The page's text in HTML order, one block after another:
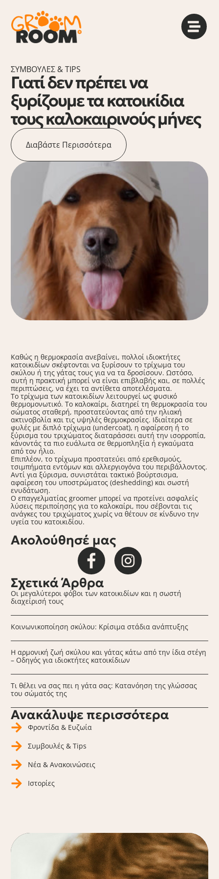
ΣΥΜΒΟΥΛΈΣ & TIPS
Γιατί δεν πρέπει να
ξυρίζουμε τα κατοικίδια
τους καλοκαιρινούς μήνες
Διαβάστε Περισσότερα
Καθώς η θερμοκρασία ανεβαίνει, πολλοί ιδιοκτήτες
κατοικιδίων σκέφτονται να ξυρίσουν το τρίχωμα του
σκύλου ή της γάτας τους για να τα δροσίσουν. Ωστόσο,
αυτή η πρακτική μπορεί να είναι επιβλαβής και, σε πολλές
περιπτώσεις, να έχει τα αντίθετα αποτελέσματα.
Το τρίχωμα των κατοικιδίων λειτουργεί ως φυσικό
θερμομονωτικό. Το καλοκαίρι, διατηρεί τη θερμοκρασία του
σώματος σταθερή, προστατεύοντας από την ηλιακή
ακτινοβολία και τις υψηλές θερμοκρασίες. Ιδιαίτερα σε
φυλές με διπλό τρίχωμα (undercoat), η αφαίρεση ή το
ξύρισμα του τριχώματος διαταράσσει αυτή την ισορροπία,
κάνοντάς τα πιο ευάλωτα σε θερμοπληξία ή εγκαύματα
από τον ήλιο.
Επιπλέον, το τρίχωμα προστατεύει από ερεθισμούς,
τσιμπήματα εντόμων και αλλεργιογόνα του περιβάλλοντος.
Αντί για ξύρισμα, συνιστάται τακτικό βούρτσισμα,
αφαίρεση του υποστρώματος (deshedding) και σωστή
ενυδάτωση.
Ο επαγγελματίας groomer μπορεί να προτείνει ασφαλείς
λύσεις περιποίησης για το καλοκαίρι, που σέβονται τις
ανάγκες του τριχώματος χωρίς να θέτουν σε κίνδυνο την
υγεία του κατοικιδίου.
Ακολούθησέ μας
Σχετικά Άρθρα
Οι μεγαλύτεροι φόβοι των κατοικιδίων και η σωστή
διαχείρισή τους
Κοινωνικοποίηση σκύλου: Κρίσιμα στάδια ανάπτυξης
Η αρμονική ζωή σκύλου και γάτας κάτω από την ίδια στέγη
– Οδηγός για ιδιοκτήτες κατοικίδιων
Τι θέλει να σας πει η γάτα σας: Κατανόηση της γλώσσας
του σώματός της
Ανακάλυψε περισσότερα
Φροντίδα & Ευζωία
Συμβουλές & Tips
Νέα & Ανακοινώσεις
Ιστορίες